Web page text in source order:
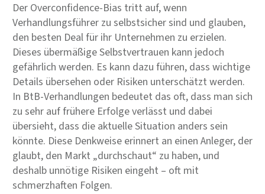
Der Overconfidence-Bias tritt auf, wenn
Verhandlungsführer zu selbstsicher sind und glauben,
den besten Deal für ihr Unternehmen zu erzielen.
Dieses übermäßige Selbstvertrauen kann jedoch
gefährlich werden. Es kann dazu führen, dass wichtige
Details übersehen oder Risiken unterschätzt werden.
In BtB-Verhandlungen bedeutet das oft, dass man sich
zu sehr auf frühere Erfolge verlässt und dabei
übersieht, dass die aktuelle Situation anders sein
könnte. Diese Denkweise erinnert an einen Anleger, der
glaubt, den Markt „durchschaut“ zu haben, und
deshalb unnötige Risiken eingeht – oft mit
schmerzhaften Folgen.